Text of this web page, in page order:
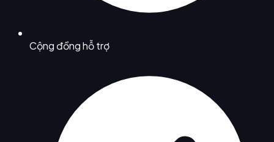
Cộng đồng hỗ trợ